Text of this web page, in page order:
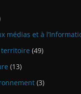
médias et à
territoire (49)
(13)
(3)